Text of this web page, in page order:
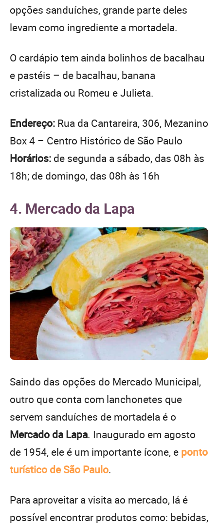
opções sanduíches, grande parte deles
levam como ingrediente a mortadela.
O cardápio tem ainda bolinhos de bacalhau
e pastéis – de bacalhau, banana
cristalizada ou Romeu e Julieta.
Endereço: Rua da Cantareira, 306, Mezanino
Box 4 – Centro Histórico de São Paulo
Horários: de segunda a sábado, das 08h às
18h; de domingo, das 08h às 16h
4. Mercado da Lapa
Saindo das opções do Mercado Municipal,
outro que conta com lanchonetes que
servem sanduíches de mortadela é o
Mercado da Lapa. Inaugurado em agosto
de 1954, ele é um importante ícone, e ponto
turístico de São Paulo.
Para aproveitar a visita ao mercado, lá é
possível encontrar produtos como: bebidas,